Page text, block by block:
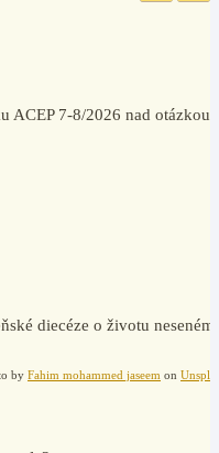
ACEP 7-8/2026 nad otázkou,
diecéze o životu neseném
by Fahim mohammed jaseem on